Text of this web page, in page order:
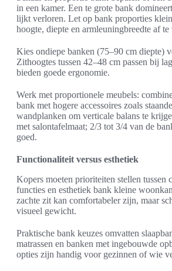
in een kamer. Een te grote bank
lijkt verloren. Let op bank proporties
hoogte, diepte en armleuningbreedte af te
Kies ondiepe banken (75–90 cm diepte)
Zithoogtes tussen 42–48 cm passen bij
bieden goede ergonomie.
Werk met proportionele meubels:
bank met hogere accessoires zoals
wandplanken om verticale balans te
met salontafelmaat; 2/3 tot 3/4 van de
goed.
Functionaliteit versus esthetiek
Kopers moeten prioriteiten stellen tussen
functies en esthetiek bank kleine
zachte zit kan comfortabeler zijn, maar
visueel gewicht.
Praktische bank keuzes omvatten
matrassen en banken met ingebouwde
opties zijn handig voor gezinnen of wie